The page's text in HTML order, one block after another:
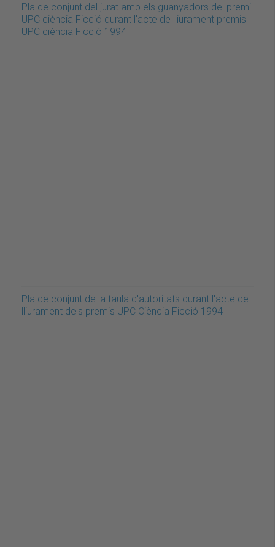
Pla de conjunt del jurat amb els guanyadors del premi
UPC ciència Ficció durant l'acte de lliurament premis
UPC ciència Ficció 1994
Pla de conjunt de la taula d'autoritats durant l'acte de
lliurament dels premis UPC Ciència Ficció 1994